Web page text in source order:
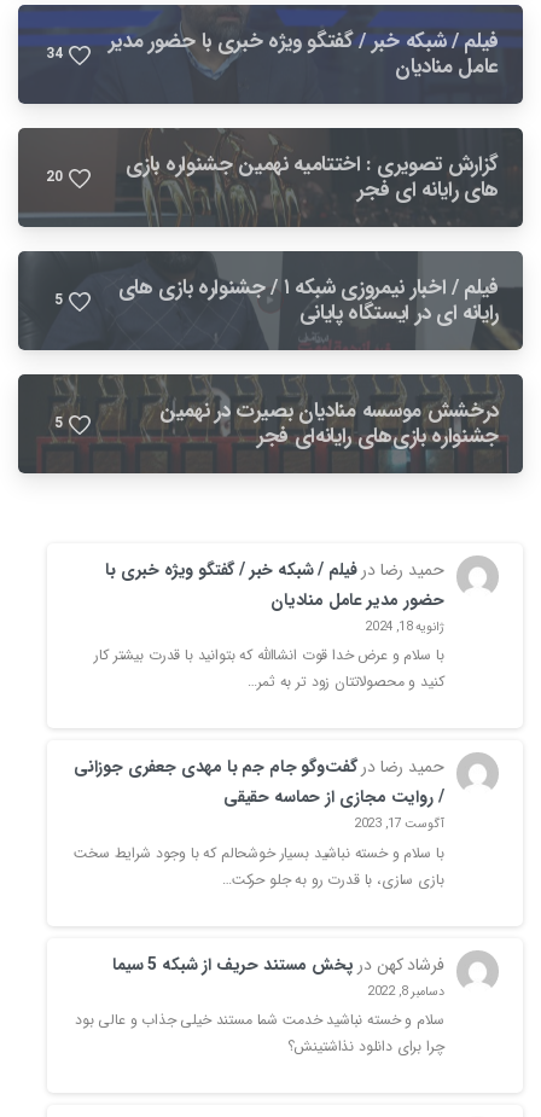
فیلم / شبکه خبر / گفتگو ویژه خبری با حضور مدیر
عامل منادیان 34
گزارش تصویری : اختتامیه نهمین جشنواره بازی
های رایانه ای فجر 20
فیلم / اخبار نیمروزی شبکه ۱ / جشنواره بازی های
رایانه ای در ایستگاه پایانی 5
درخشش موسسه منادیان بصیرت در نهمین
جشنواره بازی‌های رایانه‌ای فجر 5
حمید رضادرفیلم / شبکه خبر / گفتگو ویژه خبری با
حضور مدیر عامل منادیان
ژانویه 18, 2024
با سلام و عرض خدا قوت انشاالله که بتوانید با قدرت بیشتر کار
کنید و محصولاتتان زود تر به ثمر…
حمید رضادرگفت‌وگو جام جم با مهدی جعفری جوزانی
/ روایت‌ مجازی از حماسه‌ حقیقی
آگوست 17, 2023
با سلام و خسته نباشید بسیار خوشحالم که با وجود شرایط سخت
بازی سازی، با قدرت رو به جلو حرکت…
فرشاد کهن در پخش مستند حریف از شبکه 5 سیما
دسامبر 8, 2022
سلام و خسته نباشید خدمت شما مستند خیلی جذاب و عالی بود
چرا برای دانلود نذاشتینش؟